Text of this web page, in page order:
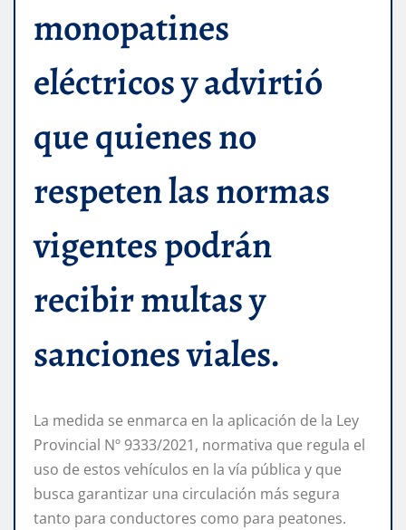
monopatines
eléctricos y advirtió
que quienes no
respeten las normas
vigentes podrán
recibir multas y
sanciones viales.
La medida se enmarca en la aplicación de la Ley
Provincial Nº 9333/2021, normativa que regula el
uso de estos vehículos en la vía pública y que
busca garantizar una circulación más segura
tanto para conductores como para peatones.